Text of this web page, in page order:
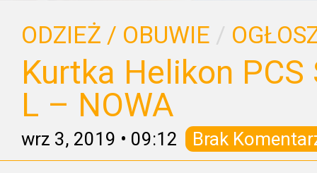
ODZIEŻ / OBUWIE /
Kurtka Helikon
L – NOWA
wrz 3, 2019 • 09:12 Brak